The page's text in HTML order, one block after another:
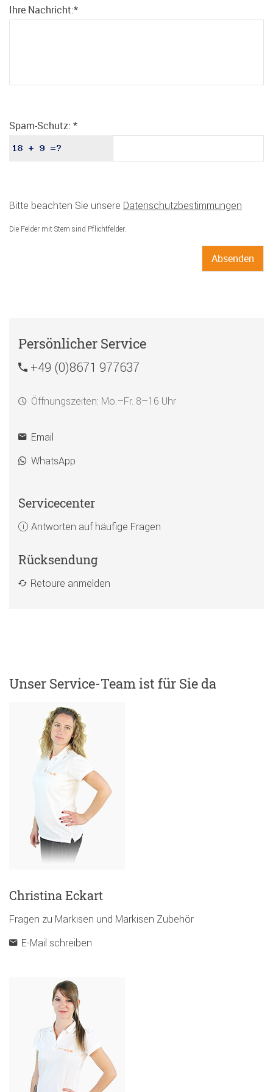
Ihre Nachricht:*
Spam-Schutz: *
Bitte beachten Sie unsere Datenschutzbestimmungen
Die Felder mit Stern sind Pflichtfelder.
Persönlicher Service
+49 (0)8671 977637
Öffnungszeiten: Mo.–Fr. 8–16 Uhr
Email
WhatsApp
Servicecenter
Antworten auf häufige Fragen
Rücksendung
Retoure anmelden
Unser Service-Team ist für Sie da
Christina Eckart
Fragen zu Markisen und Markisen Zubehör
E-Mail schreiben